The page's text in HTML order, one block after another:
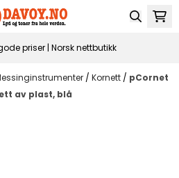
priser | Norsk nettbutikk
/ Kornett / pCornet
av plast, blå